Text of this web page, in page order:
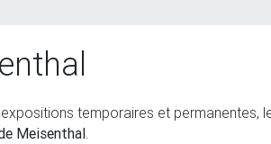
temporaires et permanentes,
Meisenthal.